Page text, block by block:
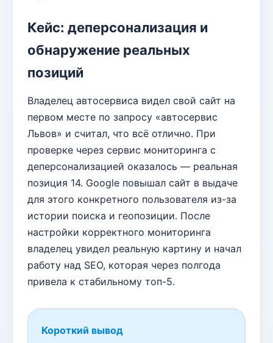
Кейс: деперсонализация и
обнаружение реальных
позиций
Владелец автосервиса видел свой сайт на
первом месте по запросу «автосервис
Львов» и считал, что всё отлично. При
проверке через сервис мониторинга с
деперсонализацией оказалось — реальная
позиция 14. Google повышал сайт в выдаче
для этого конкретного пользователя из-за
истории поиска и геопозиции. После
настройки корректного мониторинга
владелец увидел реальную картину и начал
работу над SEO, которая через полгода
привела к стабильному топ-5.
Короткий вывод